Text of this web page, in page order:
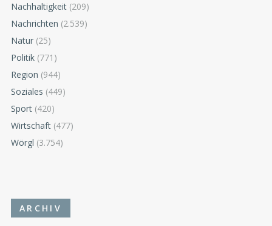
Nachhaltigkeit (209)
Nachrichten (2.539)
Natur (25)
Politik (771)
Region (944)
Soziales (449)
Sport (420)
Wirtschaft (477)
Wörgl (3.754)
ARCHIV